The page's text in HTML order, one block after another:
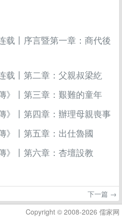
载丨序言暨第一章：商代後
载丨第二章：父親叔梁紇
》丨第三章：艱難的童年
》丨第四章：辦理母親喪事
》丨第五章：出仕魯國
》丨第六章：杏壇設教
下一篇 →
Copyright © 2008-2026 儒家网